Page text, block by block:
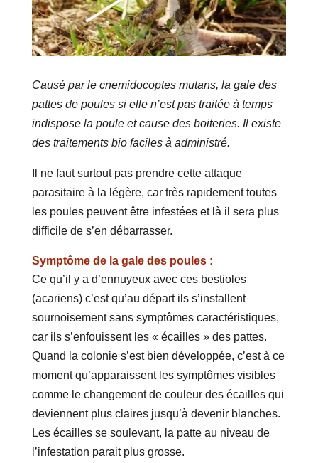
Causé par le cnemidocoptes mutans, la gale des
pattes de poules si elle n’est pas traitée à temps
indispose la poule et cause des boiteries. Il existe
des traitements bio faciles à administré.
Il ne faut surtout pas prendre cette attaque
parasitaire à la légère, car très rapidement toutes
les poules peuvent être infestées et là il sera plus
difficile de s’en débarrasser.
Symptôme de la gale des poules :
Ce qu’il y a d’ennuyeux avec ces bestioles
(acariens) c’est qu’au départ ils s’installent
sournoisement sans symptômes caractéristiques,
car ils s’enfouissent les « écailles » des pattes.
Quand la colonie s’est bien développée, c’est à ce
moment qu’apparaissent les symptômes visibles
comme le changement de couleur des écailles qui
deviennent plus claires jusqu’à devenir blanches.
Les écailles se soulevant, la patte au niveau de
l’infestation parait plus grosse.